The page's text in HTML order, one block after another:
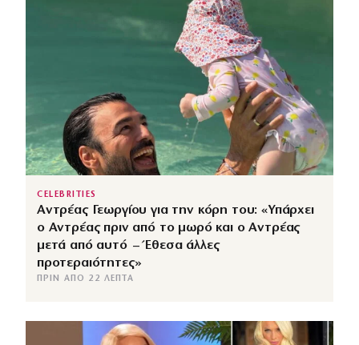
CELEBRITIES
Αντρέας Γεωργίου για την κόρη του: «Υπάρχει
ο Αντρέας πριν από το μωρό και ο Αντρέας
μετά από αυτό – Έθεσα άλλες
προτεραιότητες»
ΠΡΙΝ ΑΠΌ 22 ΛΕΠΤΆ